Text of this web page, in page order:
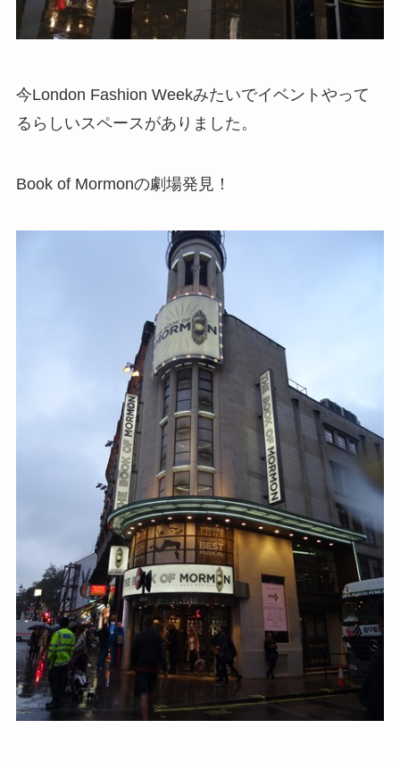
今London Fashion Weekみたいでイベントやって
るらしいスペースがありました。
Book of Mormonの劇場発見！